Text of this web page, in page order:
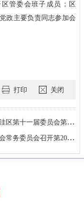
管委会班子成员；区
政主要负责同志参加会
打印 关闭
委员会第五次会议隆重开幕
委员会召开第20次会议